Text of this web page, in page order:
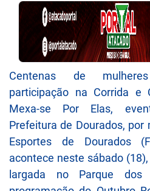
Centenas de
participação na Corrida e
Mexa-se Por Elas,
Prefeitura de Dourados, por
Esportes de Dourados
acontece neste sábado
largada no Parque